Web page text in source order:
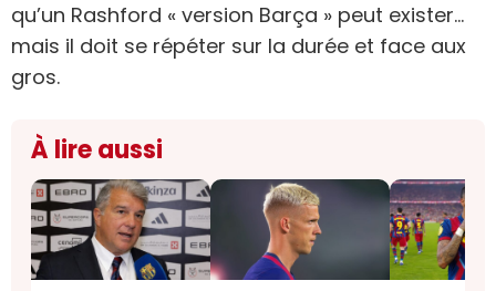
qu’un Rashford « version Barça » peut exister…
mais il doit se répéter sur la durée et face aux
gros.
À lire aussi